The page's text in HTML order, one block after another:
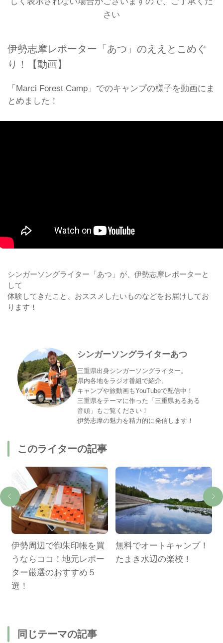
さい
伊勢志摩レポーター「あつ」のええとこめぐ
り！【動画】
「Marci Forest Camp」でのキャンプの様子を動画にま
とめました！
シンガーソングライター「あつ」が、伊勢志摩レポーターと
して
体験してきたこと、おススメしたいものなどをお届けしてお
ります！
シンガーソングライターあつ
三重県出身シンガーソングライター。
県内各地をラジオ番組で紹介。
キャンプや旅動画もYouTubeで配信中！
三重県をテーマに作った「三重県あるある
音頭」もご覧ください！
伊勢志摩の魅力を精力的に発信します！
このライターの記事
伊勢周辺で御朱印帳を買
うならココ！地元レポー
ター厳選のおすすめ５
選！
無料でオートキャンプ！
たまき水辺の楽校！
同じテーマの記事